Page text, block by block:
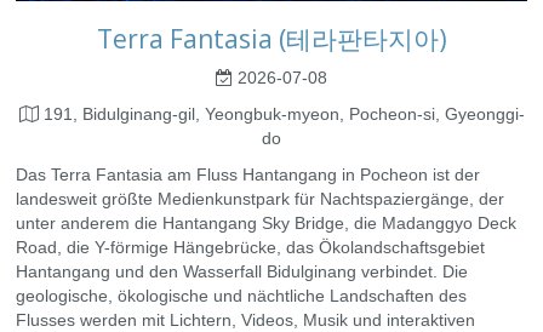
Terra Fantasia (테라판타지아)
2026-07-08
191, Bidulginang-gil, Yeongbuk-myeon, Pocheon-si, Gyeonggi-
do
Das Terra Fantasia am Fluss Hantangang in Pocheon ist der
landesweit größte Medienkunstpark für Nachtspaziergänge, der
unter anderem die Hantangang Sky Bridge, die Madanggyo Deck
Road, die Y-förmige Hängebrücke, das Ökolandschaftsgebiet
Hantangang und den Wasserfall Bidulginang verbindet. Die
geologische, ökologische und nächtliche Landschaften des
Flusses werden mit Lichtern, Videos, Musik und interaktiven